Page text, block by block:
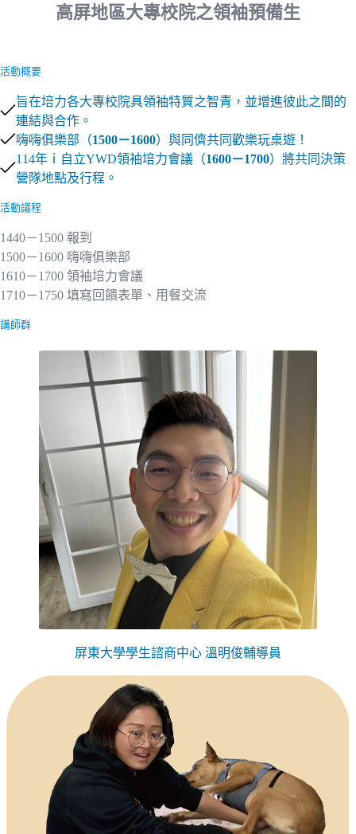
高屏地區大專校院之領袖預備生
活動概要
旨在培力各大專校院具領袖特質之智青，並增進彼此之間的
連結與合作。
嗨嗨俱樂部（1500－1600）與同儕共同歡樂玩桌遊！
114年ｉ自立YWD領袖培力會議（1600－1700）將共同決策
營隊地點及行程。
活動議程
1440－1500 報到
1500－1600 嗨嗨俱樂部
1610－1700 領袖培力會議
1710－1750 填寫回饋表單、用餐交流
講師群
屏東大學學生諮商中心 溫明俊輔導員